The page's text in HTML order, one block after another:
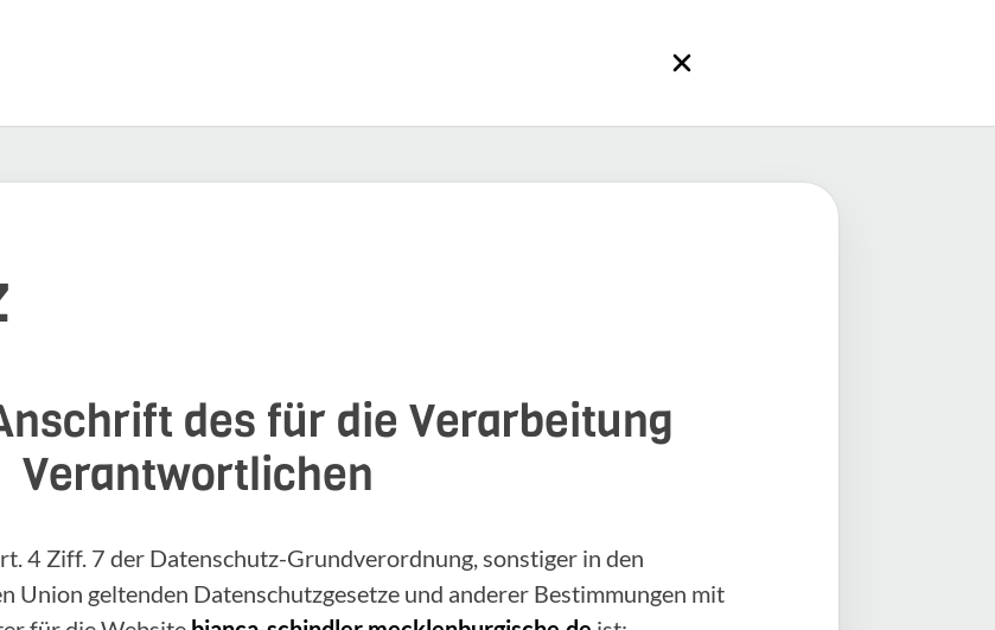
des für die Verarbeitung
Verantwortlichen
4 Ziff. 7 der Datenschutz-Grundverordnung, sonstiger in den
Union geltenden Datenschutzgesetze und anderer Bestimmungen mit